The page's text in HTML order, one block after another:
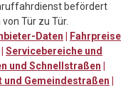
befördert
Tür zu Tür.
Daten
Fahrpreise
Servicebereiche und
und Schnellstraßen
und Gemeindestraßen